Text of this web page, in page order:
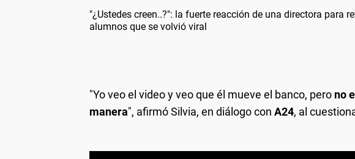
"¿Ustedes creen..?": la fuerte reacción de una directora para
alumnos que se volvió viral
"Yo veo el video y veo que él mueve el banco, pero no
manera", afirmó Silvia, en diálogo con A24, al